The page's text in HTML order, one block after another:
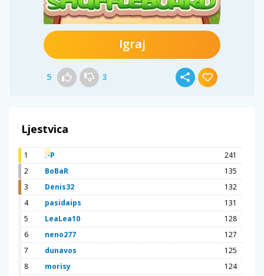
Igraj
5 3
Ljestvica
1 :-P
241
2
BoBaR
135
3
Denis32
132
4
pasidaips
131
5
LeaLea10
128
6
neno277
127
7
dunavos
125
8
morisy
124